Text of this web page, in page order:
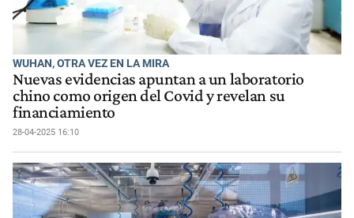
WUHAN, OTRA VEZ EN LA MIRA
Nuevas evidencias apuntan a un laboratorio
chino como origen del Covid y revelan su
financiamiento
28-04-2025 16:10